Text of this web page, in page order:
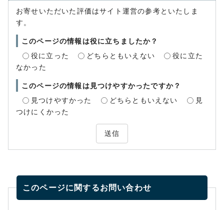
お寄せいただいた評価はサイト運営の参考といたしま
す。
このページの情報は役に立ちましたか？
役に立った
どちらともいえない
役に立た
なかった
このページの情報は見つけやすかったですか？
見つけやすかった
どちらともいえない
見
つけにくかった
送信
このページに関するお問い合わせ